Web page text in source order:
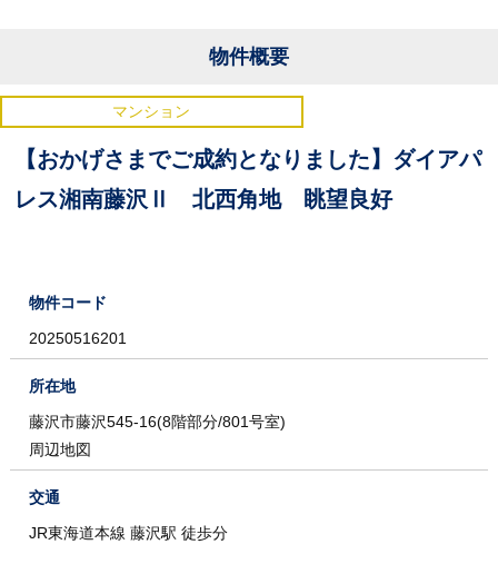
物件概要
マンション
【おかげさまでご成約となりました】ダイアパ
レス湘南藤沢Ⅱ 北西角地 眺望良好
物件コード
20250516201
所在地
藤沢市藤沢545-16(8階部分/801号室)
周辺地図
交通
JR東海道本線 藤沢駅 徒歩分